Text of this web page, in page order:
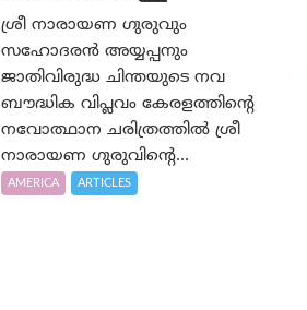
ശ്രീ നാരായണ ഗുരുവും
സഹോദരൻ അയ്യപ്പനും
ജാതിവിരുദ്ധ ചിന്തയുടെ നവ
ബൗദ്ധിക വിപ്ലവം കേരളത്തിന്റെ
നവോത്ഥാന ചരിത്രത്തിൽ ശ്രീ
നാരായണ ഗുരുവിന്റെ...
AMERICA ARTICLES